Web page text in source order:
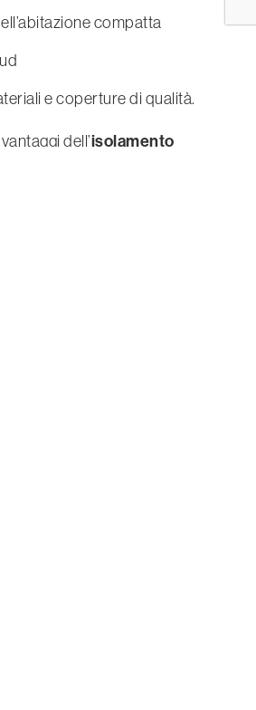
compatta
e coperture di qualità.
dell’isolamento